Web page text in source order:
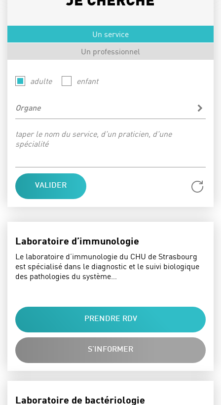
Un service
Un professionnel
adulte enfant
Organe
taper le nom du service, d'un praticien, d'une
spécialité
Laboratoire d’immunologie
Le laboratoire d’immunologie du CHU de Strasbourg
est spécialisé dans le diagnostic et le suivi biologique
des pathologies du système…
PRENDRE RDV
S'INFORMER
Laboratoire de bactériologie